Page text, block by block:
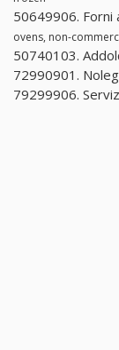
50649906. Forni
ovens, non-
50740103.
72990901.
79299906.